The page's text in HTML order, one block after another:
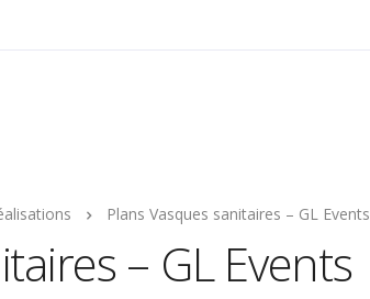
Plans Vasques sanitaires – GL Events
– GL Events